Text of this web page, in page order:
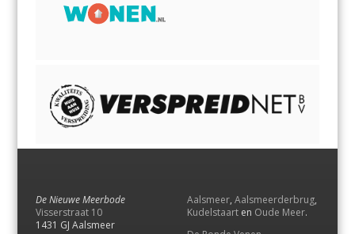
De Nieuwe Meerbode
Visserstraat 10
1431 GJ Aalsmeer
Aalsmeer, Aalsmeerderbrug,
Kudelstaart en Oude Meer.